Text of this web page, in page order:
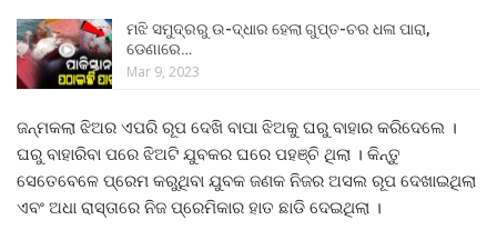
ମଝି ସମୁଦ୍ରରୁ ଉ-ଦ୍ଧାର ହେଲା ଗୁପ୍ତ-ଚର ଧଳା ପାରା,
ଡେଣାରେ…
Mar 9, 2023
ଜନ୍ମକଲା ଝିଅର ଏପରି ରୂପ ଦେଖି ବାପା ଝିଅକୁ ଘରୁ ବାହାର କରିଦେଲେ ।
ଘରୁ ବାହାରିବା ପରେ ଝିଅଟି ଯୁବକର ଘରେ ପହଞ୍ଚି ଥିଲା । କିନ୍ତୁ
ସେତେବେଳେ ପ୍ରେମ କରୁଥିବା ଯୁବକ ଜଣକ ନିଜର ଅସଲ ରୂପ ଦେଖାଇଥିଲା
ଏବଂ ଅଧା ରାସ୍ତାରେ ନିଜ ପ୍ରେମିକାର ହାତ ଛାଡି ଦେଇଥିଲା ।